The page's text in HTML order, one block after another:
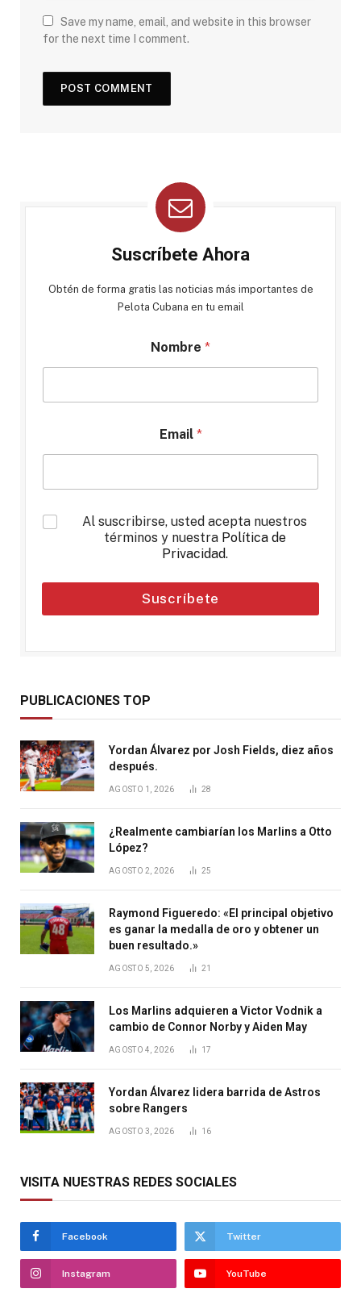
Save my name, email, and website in this browser
for the next time I comment.
Suscríbete Ahora
Obtén de forma gratis las noticias más importantes de
Pelota Cubana en tu email
Nombre *
Email *
*
Al suscribirse, usted acepta nuestros
términos y nuestra Política de
Privacidad.
Suscríbete
PUBLICACIONES TOP
Yordan Álvarez por Josh Fields, diez años
después.
AGOSTO 1, 2026 28
¿Realmente cambiarían los Marlins a Otto
López?
AGOSTO 2, 2026 25
Raymond Figueredo: «El principal objetivo
es ganar la medalla de oro y obtener un
buen resultado.»
AGOSTO 5, 2026 21
Los Marlins adquieren a Victor Vodnik a
cambio de Connor Norby y Aiden May
AGOSTO 4, 2026 17
Yordan Álvarez lidera barrida de Astros
sobre Rangers
AGOSTO 3, 2026 16
VISITA NUESTRAS REDES SOCIALES
Facebook Twitter
Instagram YouTube